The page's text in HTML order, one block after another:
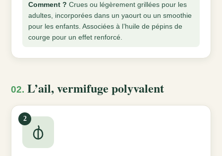
Comment ? Crues ou légèrement grillées pour les
adultes, incorporées dans un yaourt ou un smoothie
pour les enfants. Associées à l’huile de pépins de
courge pour un effet renforcé.
02. L’ail, vermifuge polyvalent
2